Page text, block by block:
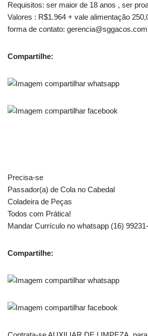
Requisitos: ser maior de 18 anos , ser
Valores : R$1.964 + vale alimentação
forma de contato:
Compartilhe:
Precisa-se
Passador(a) de Cola no Cabedal
Coladeira de Peças
Todos com Prática!
Mandar Currículo no whatsapp (16)
Compartilhe: